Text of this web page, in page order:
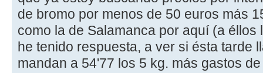
de bromo por menos de 50 euros más
como la de Salamanca por aquí (a
he tenido respuesta, a ver si ésta tarde
mandan a 54'77 los 5 kg. más gastos